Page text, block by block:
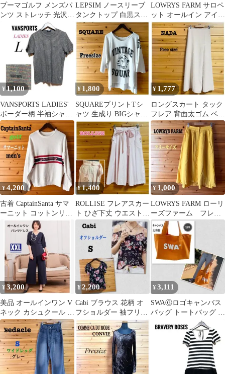
プーマゴルフ メンズパ
ンツ ストレッチ 光沢
黒地ストライプ ロゴ刺
繍 w88
LEPSIM ノースリーブ
タンクトップ 白黒スト
ライプ 裾スリット FT
LOWRYS FARM サロペ
ット オールイン アイボ
リー系 フリーサイズ
¥1,100
VANSPORTS LADIES'
ボーダー柄 半袖シャツ
TシャツカットソーL
¥1,800
SQUAREプリントTシ
ャツ 生成り BIGシャツ
オーバーサイズ
¥ 1,777
ロングスカート タック
フレア 背面太ゴム ベー
ジュ F
¥4,200
古着 CaptainSanta サマ
ーニット コットンリネ
ン ロゴ刺繍 L
¥1,400
ROLLISE フレアスカー
ト ひざ下丈 ウエストゴ
ム ハートポケット ピン
¥ 1,000
LOWRYS FARM ローリ
ーズファーム フレア
スカートフロントボタ
ン 黄色系
¥3,200
美品 オールインワン V
ネック カシュクール パ
ンツドレス 2次会 濃紺
XXL
¥2,200
Cabi ブラウス 花柄 オ
フショルダー 袖フリル
ネイビー S
¥3,111
SWAⒼロゴキャンバス
バッグ トートバッグ キ
ャンバス 帆布 オレンジ
色